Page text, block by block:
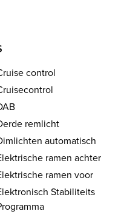
control
remlicht
automatisch
ramen achter
ramen voor
Stabiliteits